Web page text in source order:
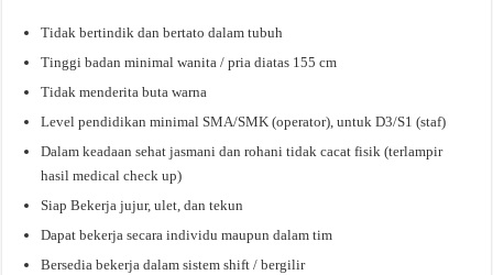
Tidak bertindik dan bertato dalam tubuh
Tinggi badan minimal wanita / pria diatas 155 cm
Tidak menderita buta warna
Level pendidikan minimal SMA/SMK (operator), untuk D3/S1 (staf)
Dalam keadaan sehat jasmani dan rohani tidak cacat fisik (terlampir
hasil medical check up)
Siap Bekerja jujur, ulet, dan tekun
Dapat bekerja secara individu maupun dalam tim
Bersedia bekerja dalam sistem shift / bergilir